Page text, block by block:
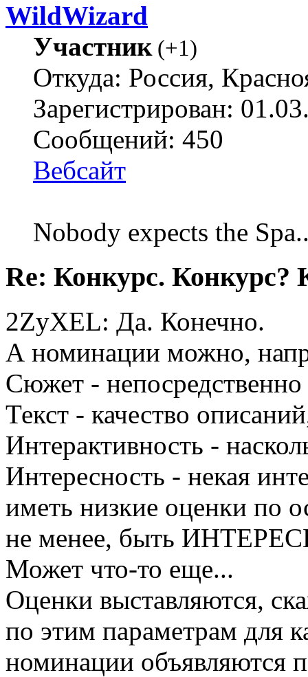
WildWizard
Участник(+1)
Откуда: Россия,
Зарегистрирован:
Сообщений: 450
Вебсайт
Nobody expects the
Re: Конкурс. Конкурс?
2ZyXEL: Да. Конечно.
А номинации можно,
Сюжет -
Текст - качество
Интерактивность -
Интересность - некая
иметь низкие оценки по
не менее, быть
Может что-то еще...
Оценки выставляются,
по этим параметрам для
номинации объявляются